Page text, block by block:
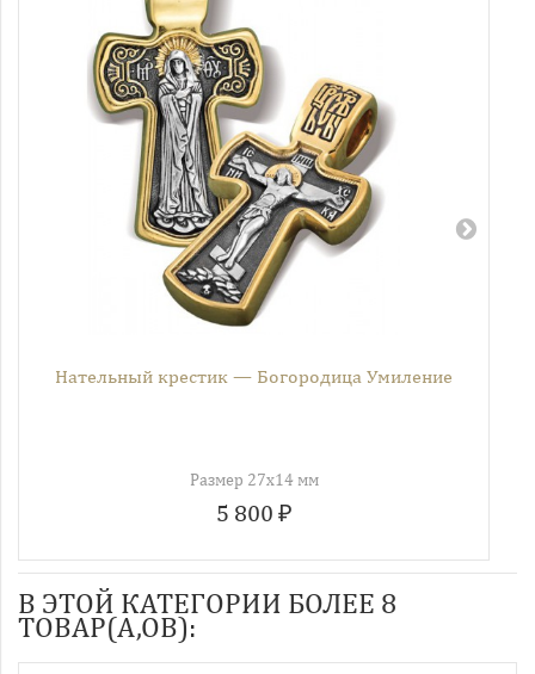
Нательный крестик — Богородица Умиление
Размер 27х14 мм
5 800 ₽
В ЭТОЙ КАТЕГОРИИ БОЛЕЕ 8
ТОВАР(А,ОВ):